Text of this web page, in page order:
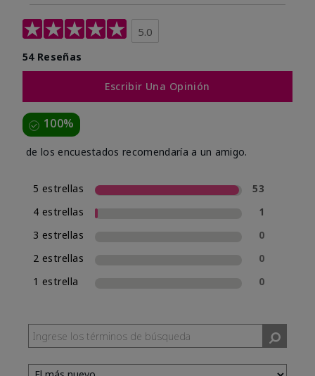
5.0
54 Reseñas
Escribir Una Opinión
100%
de los encuestados recomendaría a un amigo.
5 estrellas
53
4 estrellas
1
3 estrellas
0
2 estrellas
0
1 estrella
0